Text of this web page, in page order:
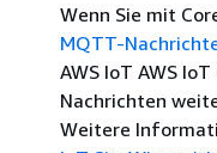
Wenn Sie mit
MQTT-
AWS IoT AWS
Nachrichten
Weitere